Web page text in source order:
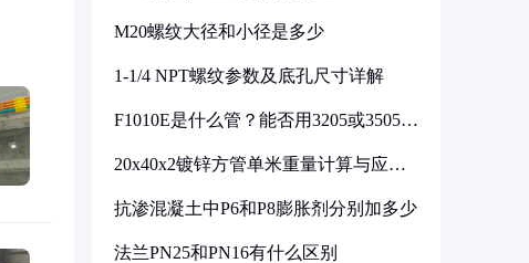
M20螺纹大径和小径是多少
1-1/4 NPT螺纹参数及底孔尺寸详解
F1010E是什么管？能否用3205或3505代
20x40x2镀锌方管单米重量计算与应用
抗渗混凝土中P6和P8膨胀剂分别加多少
法兰PN25和PN16有什么区别